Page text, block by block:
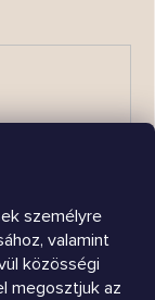
személyre
valamint
közösségi
megosztjuk az